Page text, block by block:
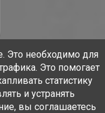
Это необходимо для
Это помогает
статистику
и устранять
вы соглашаетесь